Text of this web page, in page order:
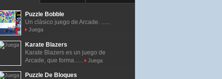
Puzzle Bobble
Un clásico juego de Arcade. ......
Juega
Karate Blazers
Karate Blazers es un juego de
Arcade, que forma......
Juega
Puzzle De Bloques